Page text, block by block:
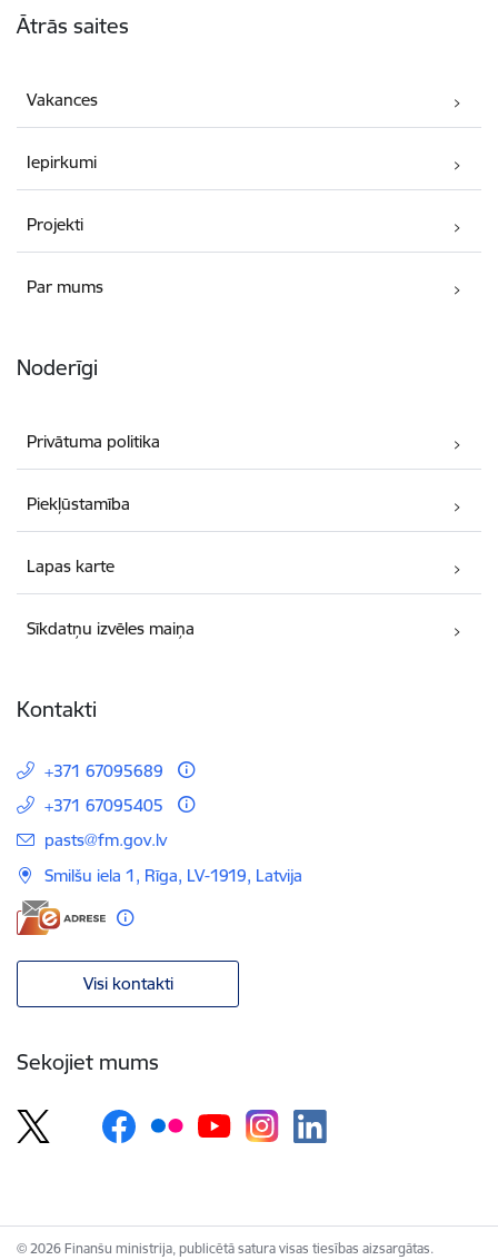
Ātrās saites
Vakances
Iepirkumi
Projekti
Par mums
Noderīgi
Privātuma politika
Piekļūstamība
Lapas karte
Sīkdatņu izvēles maiņa
Kontakti
+371 67095689
+371 67095405
E-pasts:
pasts@fm.gov.lv
Smilšu iela 1, Rīga, LV-1919, Latvija
Visi kontakti
Sekojiet mums
© 2026 Finanšu ministrija, publicētā satura visas tiesības aizsargātas.